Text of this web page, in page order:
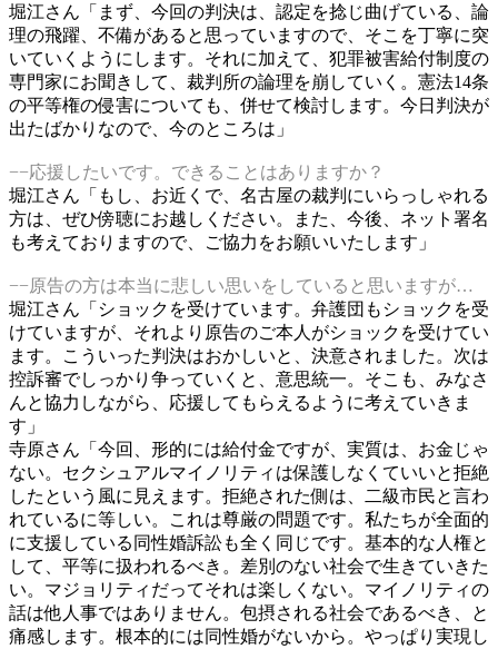
堀江さん「まず、今回の判決は、認定を捻じ曲げている、論
理の飛躍、不備があると思っていますので、そこを丁寧に突
いていくようにします。それに加えて、犯罪被害給付制度の
専門家にお聞きして、裁判所の論理を崩していく。憲法14条
の平等権の侵害についても、併せて検討します。今日判決が
出たばかりなので、今のところは」
−−応援したいです。できることはありますか？
堀江さん「もし、お近くで、名古屋の裁判にいらっしゃれる
方は、ぜひ傍聴にお越しください。また、今後、ネット署名
も考えておりますので、ご協力をお願いいたします」
−−原告の方は本当に悲しい思いをしていると思いますが…
堀江さん「ショックを受けています。弁護団もショックを受
けていますが、それより原告のご本人がショックを受けてい
ます。こういった判決はおかしいと、決意されました。次は
控訴審でしっかり争っていくと、意思統一。そこも、みなさ
んと協力しながら、応援してもらえるように考えていきま
す」
寺原さん「今回、形的には給付金ですが、実質は、お金じゃ
ない。セクシュアルマイノリティは保護しなくていいと拒絶
したという風に見えます。拒絶された側は、二級市民と言わ
れているに等しい。これは尊厳の問題です。私たちが全面的
に支援している同性婚訴訟も全く同じです。基本的な人権と
して、平等に扱われるべき。差別のない社会で生きていきた
い。マジョリティだってそれは楽しくない。マイノリティの
話は他人事ではありません。包摂される社会であるべき、と
痛感します。根本的には同性婚がないから。やっぱり実現し